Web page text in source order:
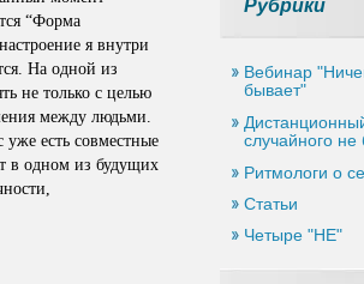
“Форма
я внутри
На одной из
не только с целью
между людьми.
есть совместные
в одном из будущих
Рубрики
Вебинар
бывает"
случайного не
Ритмологи о
Статьи
Четыре "НЕ"